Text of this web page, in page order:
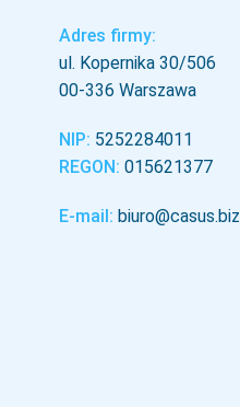
Adres firmy:
ul. Kopernika 30/506
00-336 Warszawa
NIP: 5252284011
REGON: 015621377
E-mail: biuro@casus.biz